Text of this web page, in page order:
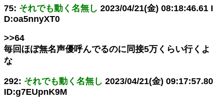
75: それでも動く名無し 2023/04/21(金) 08:18:46.61 I
D:oa5nnyXT0
>>64
毎回ほぼ無名声優呼んでるのに同接5万くらい行くよ
な
292: それでも動く名無し 2023/04/21(金) 09:17:57.80
ID:g7EUpnK9M